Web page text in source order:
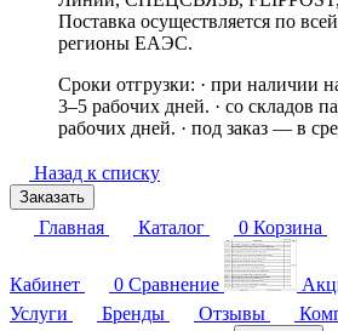
Поставка осуществляется по
регионы ЕАЭС.
Сроки отгрузки: · при наличии
3–5 рабочих дней. · со складов
рабочих дней. · под заказ — в
Назад к списку
Заказать
Главная Каталог 0 Корзина
Кабинет 0 Сравнение
Услуги
Бренды Отзывы